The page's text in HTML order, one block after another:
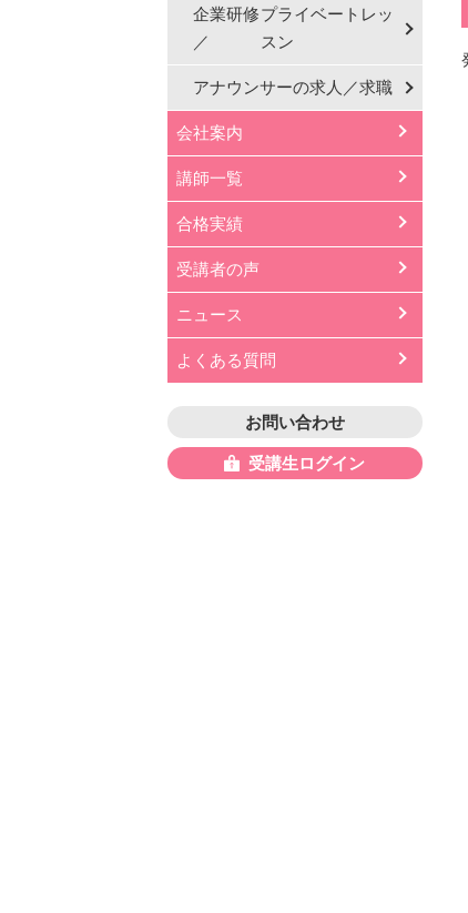
企業研修
／
プライベートレッ
スン
アナウンサーの求人／求職
会社案内
講師一覧
合格実績
受講者の声
ニュース
よくある質問
お問い合わせ
受講生ログイン